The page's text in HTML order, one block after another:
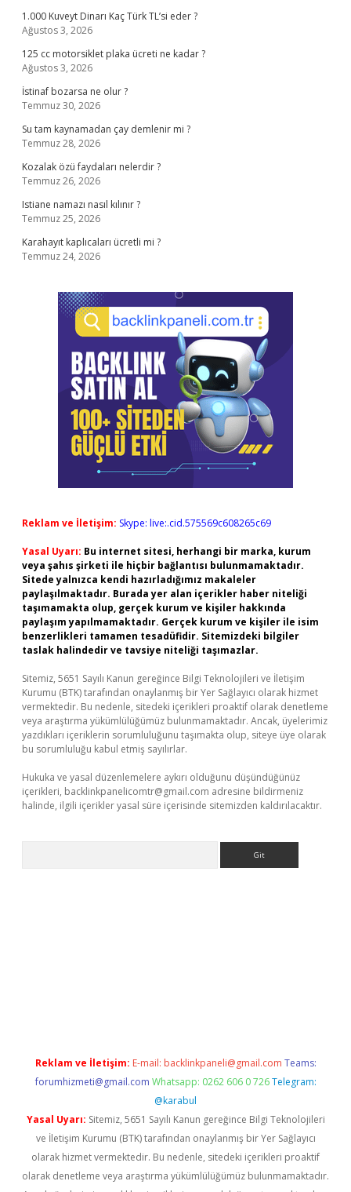
1.000 Kuveyt Dinarı Kaç Türk TL’si eder ?
Ağustos 3, 2026
125 cc motorsiklet plaka ücreti ne kadar ?
Ağustos 3, 2026
İstinaf bozarsa ne olur ?
Temmuz 30, 2026
Su tam kaynamadan çay demlenir mi ?
Temmuz 28, 2026
Kozalak özü faydaları nelerdir ?
Temmuz 26, 2026
Istiane namazı nasıl kılınır ?
Temmuz 25, 2026
Karahayıt kaplıcaları ücretli mi ?
Temmuz 24, 2026
Reklam ve İletişim: Skype: live:.cid.575569c608265c69
Yasal Uyarı: Bu internet sitesi, herhangi bir marka, kurum
veya şahıs şirketi ile hiçbir bağlantısı bulunmamaktadır.
Sitede yalnızca kendi hazırladığımız makaleler
paylaşılmaktadır. Burada yer alan içerikler haber niteliği
taşımamakta olup, gerçek kurum ve kişiler hakkında
paylaşım yapılmamaktadır. Gerçek kurum ve kişiler ile isim
benzerlikleri tamamen tesadüfidir. Sitemizdeki bilgiler
taslak halindedir ve tavsiye niteliği taşımazlar.
Sitemiz, 5651 Sayılı Kanun gereğince Bilgi Teknolojileri ve İletişim
Kurumu (BTK) tarafından onaylanmış bir Yer Sağlayıcı olarak hizmet
vermektedir. Bu nedenle, sitedeki içerikleri proaktif olarak denetleme
veya araştırma yükümlülüğümüz bulunmamaktadır. Ancak, üyelerimiz
yazdıkları içeriklerin sorumluluğunu taşımakta olup, siteye üye olarak
bu sorumluluğu kabul etmiş sayılırlar.
Hukuka ve yasal düzenlemelere aykırı olduğunu düşündüğünüz
içerikleri, backlinkpanelicomtr@gmail.com adresine bildirmeniz
halinde, ilgili içerikler yasal süre içerisinde sitemizden kaldırılacaktır.
Reklam ve İletişim: E-mail: backlinkpaneli@gmail.com Teams:
forumhizmeti@gmail.com Whatsapp: 0262 606 0 726 Telegram:
@karabul
Yasal Uyarı: Sitemiz, 5651 Sayılı Kanun gereğince Bilgi Teknolojileri
ve İletişim Kurumu (BTK) tarafından onaylanmış bir Yer Sağlayıcı
olarak hizmet vermektedir. Bu nedenle, sitedeki içerikleri proaktif
olarak denetleme veya araştırma yükümlülüğümüz bulunmamaktadır.